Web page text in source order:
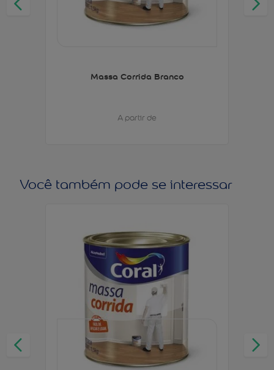
Massa Corrida Branco
A partir de
Você também pode se interessar